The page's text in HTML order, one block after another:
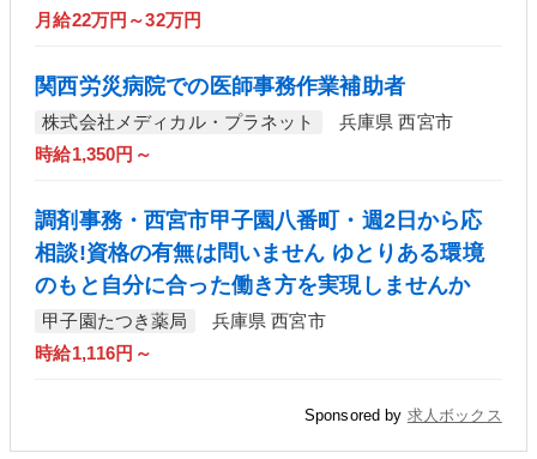
月給22万円～32万円
関西労災病院での医師事務作業補助者
株式会社メディカル・プラネット
兵庫県 西宮市
時給1,350円～
調剤事務・西宮市甲子園八番町・週2日から応
相談!資格の有無は問いません ゆとりある環境
のもと自分に合った働き方を実現しませんか
甲子園たつき薬局
兵庫県 西宮市
時給1,116円～
Sponsored by 求人ボックス